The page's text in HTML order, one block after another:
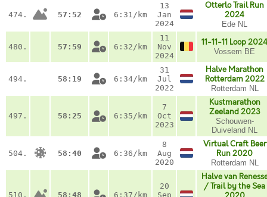
474. 57:52 6:31/km
13
Jan
2024
Otterlo Trail Run
2024
Ede NL
480. 57:59 6:32/km
11
Nov
2024
11-11-11 Loop 2024
Vossem BE
494. 58:19 6:34/km
31
Jul
2022
Halve Marathon
Rotterdam 2022
Rotterdam NL
497. 58:25 6:35/km
7
Oct
2023
Kustmarathon
Zeeland 2023
Schouwen-
Duiveland NL
504. 58:40 6:36/km
8
Aug
2020
Virtual Craft Beer
Run 2020
Rotterdam NL
510. 58:48 6:37/km
20
Sep
Halve van
/ Trail by the Sea